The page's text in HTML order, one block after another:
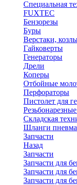
Специальная
FUXTEC
Бензорезы
Буры
Верстаки,
Гайковерты
Генераторы
Дрели
Коперы
Отбойные
Перфораторы
Пистолет для
Складская
Шланги
Запчасти
Назад
Запчасти
Запчасти для
Запчасти для
Запчасти для